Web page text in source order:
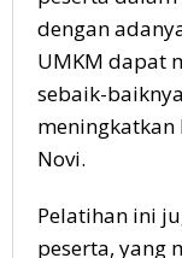
dengan
UMKM dapat
sebaik-
Novi.
Pelatihan ini
peserta, yang